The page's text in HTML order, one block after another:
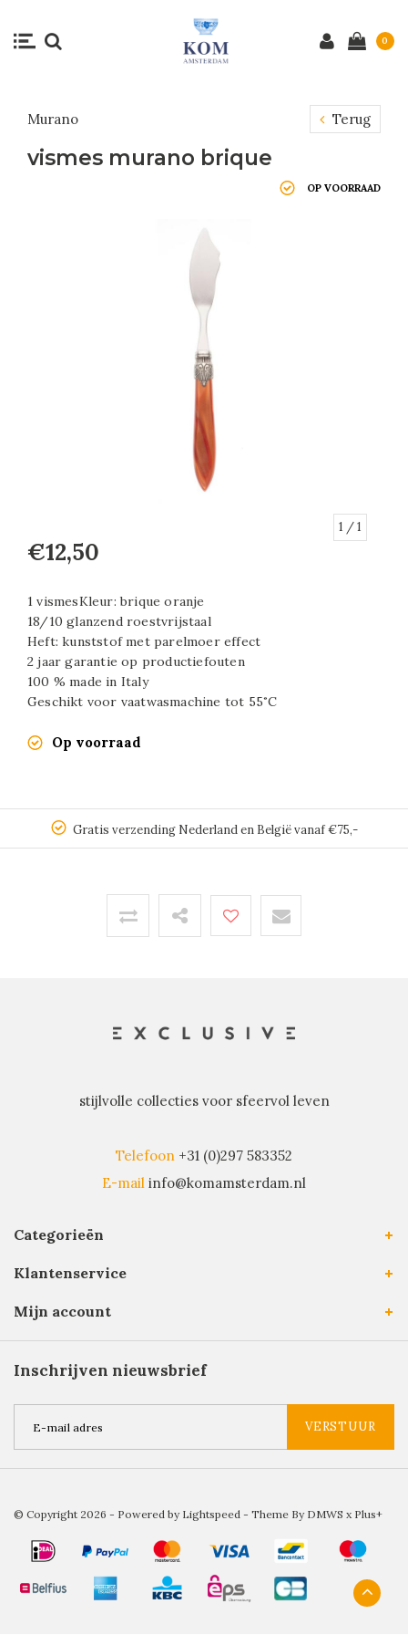
0
Murano Terug
vismes murano brique
OP VOORRAAD
1 / 1
€12,50
1 vismesKleur: brique oranje
18/10 glanzend roestvrijstaal
Heft: kunststof met parelmoer effect
2 jaar garantie op productiefouten
100 % made in Italy
Geschikt voor vaatwasmachine tot 55˚C
Op voorraad
Gratis verzending Nederland en België vanaf €75,-
stijlvolle collecties voor sfeervol leven
Telefoon +31 (0)297 583352
E-mail info@komamsterdam.nl
Categorieën
Klantenservice
Mijn account
Inschrijven nieuwsbrief
VERSTUUR
© Copyright 2026 - Powered by Lightspeed - Theme By DMWS x Plus+